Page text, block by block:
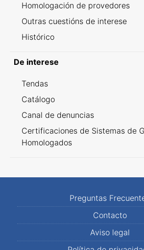
Homologación de provedores
Outras cuestións de interese
Histórico
De interese
Tendas
Catálogo
Canal de denuncias
Certificaciones de Sistemas de
Homologados
Preguntas
Contacto
Aviso legal